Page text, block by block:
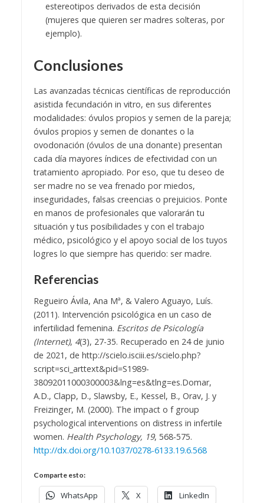
estereotipos derivados de esta decisión
(mujeres que quieren ser madres solteras, por
ejemplo).
Conclusiones
Las avanzadas técnicas científicas de reproducción
asistida fecundación in vitro, en sus diferentes
modalidades: óvulos propios y semen de la pareja;
óvulos propios y semen de donantes o la
ovodonación (óvulos de una donante) presentan
cada día mayores índices de efectividad con un
tratamiento apropiado. Por eso, que tu deseo de
ser madre no se vea frenado por miedos,
inseguridades, falsas creencias o prejuicios. Ponte
en manos de profesionales que valorarán tu
situación y tus posibilidades y con el trabajo
médico, psicológico y el apoyo social de los tuyos
logres lo que siempre has querido: ser madre.
Referencias
Regueiro Ávila, Ana Mª, & Valero Aguayo, Luís.
(2011). Intervención psicológica en un caso de
infertilidad femenina. Escritos de Psicología
(Internet), 4(3), 27-35. Recuperado en 24 de junio
de 2021, de http://scielo.isciii.es/scielo.php?
script=sci_arttext&pid=S1989-
38092011000300003&lng=es&tlng=es.Domar,
A.D., Clapp, D., Slawsby, E., Kessel, B., Orav, J. y
Freizinger, M. (2000). The impact o f group
psychological interventions on distress in infertile
women. Health Psychology, 19, 568-575.
http://dx.doi.org/10.1037/0278-6133.19.6.568
Comparte esto:
WhatsApp X LinkedIn